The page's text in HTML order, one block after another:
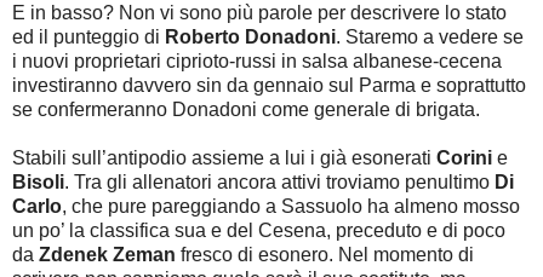
E in basso? Non vi sono più parole per descrivere lo stato
ed il punteggio di Roberto Donadoni. Staremo a vedere se
i nuovi proprietari ciprioto-russi in salsa albanese-cecena
investiranno davvero sin da gennaio sul Parma e soprattutto
se confermeranno Donadoni come generale di brigata.
Stabili sull’antipodio assieme a lui i già esonerati Corini e
Bisoli. Tra gli allenatori ancora attivi troviamo penultimo Di
Carlo, che pure pareggiando a Sassuolo ha almeno mosso
un po’ la classifica sua e del Cesena, preceduto e di poco
da Zdenek Zeman fresco di esonero. Nel momento di